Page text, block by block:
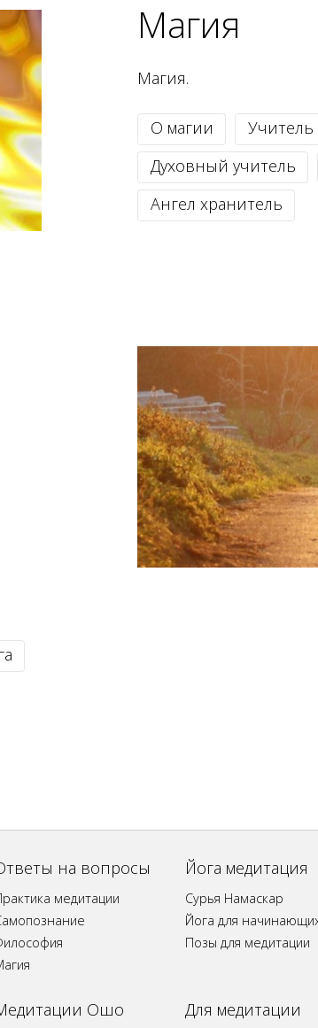
Магия
Магия.
О магии
Учитель
Духовный учитель
Ангел хранитель
на вопросы
медитации
Йога медитация
Сурья Намаскар
Йога для
Позы для медитации
Ошо Для медитации